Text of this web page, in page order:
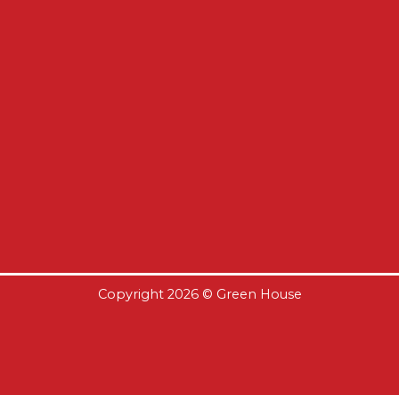
Copyright 2026 © Green House